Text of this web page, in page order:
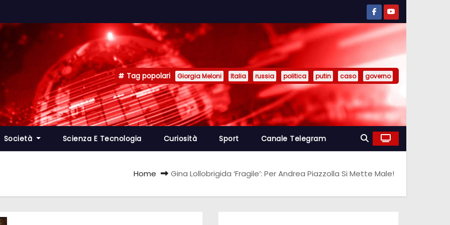
Tag popolari Giorgia Meloni Italia russia politica putin caso governo
Società Scienza E Tecnologia Curiosità Sport Canale Telegram
Home Gina Lollobrigida ‘Fragile’: Per Andrea Piazzolla Si Mette Male!